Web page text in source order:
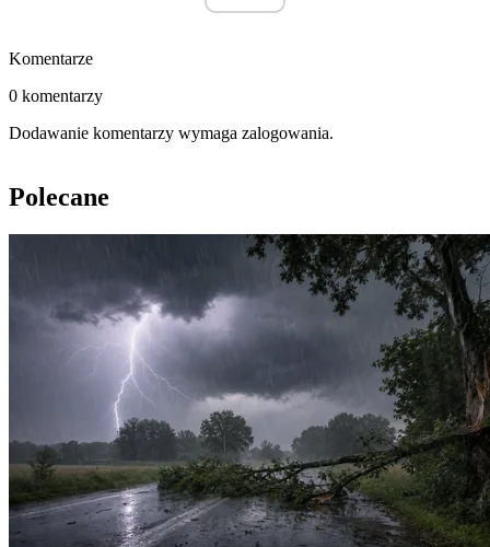
Komentarze
0 komentarzy
Dodawanie komentarzy wymaga zalogowania.
Polecane